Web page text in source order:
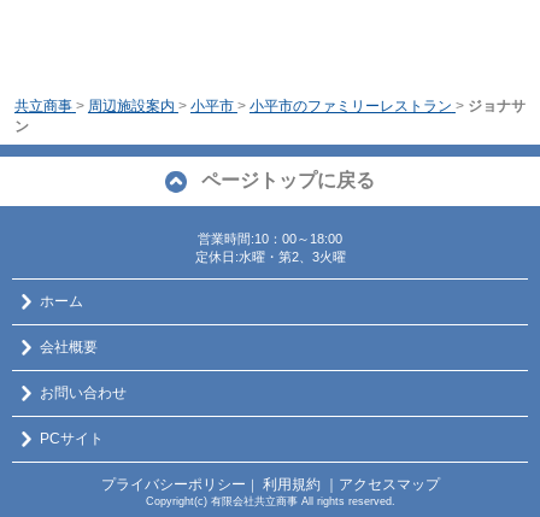
共立商事 > 周辺施設案内 > 小平市 > 小平市のファミリーレストラン > ジョナサ
ン
ページトップに戻る
営業時間:10：00～18:00
定休日:水曜・第2、3火曜
ホーム
会社概要
お問い合わせ
PCサイト
プライバシーポリシー ｜ 利用規約 ｜アクセスマップ
Copyright(c) 有限会社共立商事 All rights reserved.